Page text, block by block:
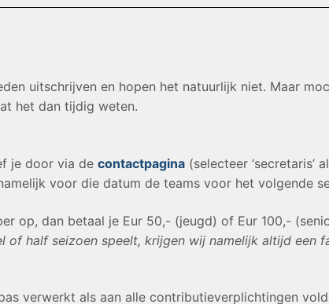
uitschrijven en hopen het natuurlijk niet. Maar
het dan tijdig weten.
je door via de contactpagina (selecteer ‘secretaris’
voor die datum de teams voor het volgende
op, dan betaal je Eur 50,- (jeugd) of Eur 100,-
of half seizoen speelt, krijgen wij namelijk altijd
verwerkt als aan alle contributieverplichtingen